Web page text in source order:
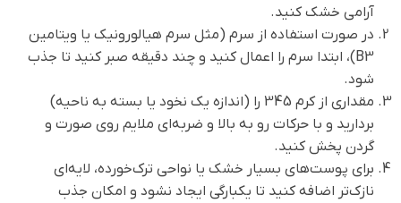
آرامی خشک کنید.
در صورت استفاده از سرم (مثل سرم هیالورونیک یا ویتامین
B3)، ابتدا سرم را اعمال کنید و چند دقیقه صبر کنید تا جذب
شود.
مقداری از کرم 345 را (اندازه یک نخود یا بسته به ناحیه)
بردارید و با حرکات رو به بالا و ضربه‌ای ملایم روی صورت و
گردن پخش کنید.
برای پوست‌های بسیار خشک یا نواحی ترک‌خورده، لایه‌ای
نازک‌تر اضافه کنید تا یکبارگی ایجاد نشود و امکان جذب